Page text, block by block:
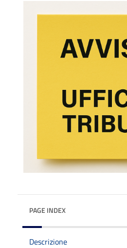
PAGE INDEX
Descrizione